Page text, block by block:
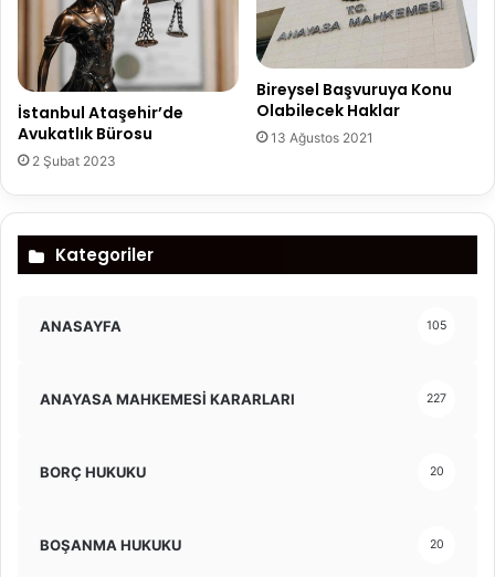
İstanbul Ataşehir’de
Avukatlık Bürosu
2 Şubat 2023
Bireysel Başvuruya Konu
Olabilecek Haklar
13 Ağustos 2021
Kategoriler
ANASAYFA 105
ANAYASA MAHKEMESİ KARARLARI 227
BORÇ HUKUKU 20
BOŞANMA HUKUKU 20